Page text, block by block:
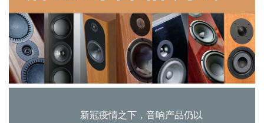
新冠疫情之下，音响产品仍以